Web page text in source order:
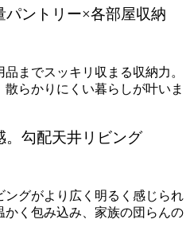
パントリー×各部屋収納
までスッキリ収まる収納力。
らかりにくい暮らしが叶いま
。勾配天井リビング
グがより広く明るく感じられ
かく包み込み、家族の団らんの